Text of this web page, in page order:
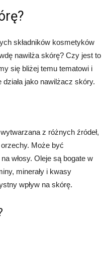
składników kosmetyków
nawilża skórę? Czy jest to
się bliżej temu tematowi i
jako nawilżacz skóry.
z różnych źródeł,
Może być
włosy. Oleje są bogate w
minerały i kwasy
wpływ na skórę.